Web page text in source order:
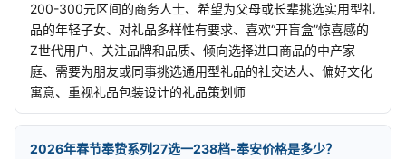
200-300元区间的商务人士、希望为父母或长辈挑选实用型礼
品的年轻子女、对礼品多样性有要求、喜欢“开盲盒”惊喜感的
Z世代用户、关注品牌和品质、倾向选择进口商品的中产家
庭、需要为朋友或同事挑选通用型礼品的社交达人、偏好文化
寓意、重视礼品包装设计的礼品策划师
2026年春节奉贽系列27选一238档-奉安价格是多少？